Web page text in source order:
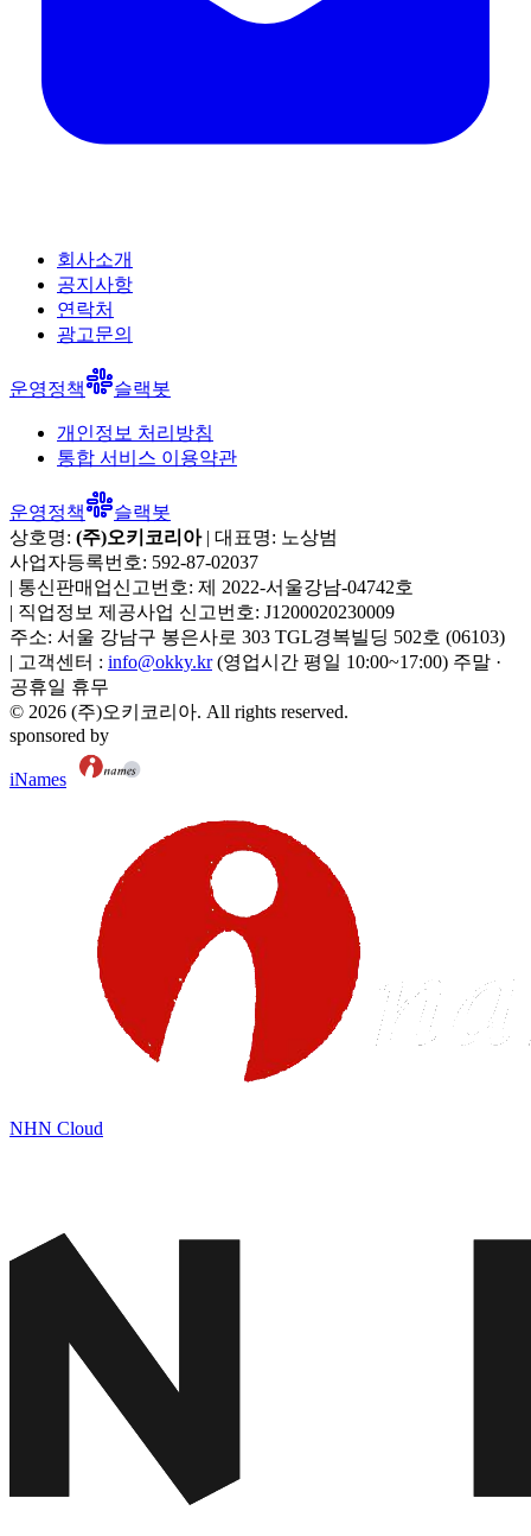
회사소개
공지사항
연락처
광고문의
운영정책 슬랙봇
개인정보 처리방침
통합 서비스 이용약관
운영정책
슬랙봇
상호명: (주)오키코리아| 대표명: 노상범
사업자등록번호: 592-87-02037
| 통신판매업신고번호: 제 2022-서울강남-04742호
| 직업정보 제공사업 신고번호: J1200020230009
주소: 서울 강남구 봉은사로 303 TGL경복빌딩 502호 (06103)
| 고객센터 : info@okky.kr (영업시간 평일 10:00~17:00) 주말 ·
공휴일 휴무
© 2026 (주)오키코리아. All rights reserved.
sponsored by
iNames
NHN Cloud